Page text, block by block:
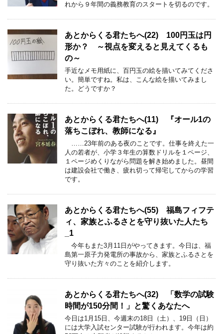
れから９年間の義務教育のスタートを切るのです。
あとからくる君たちへ(22) 100円玉は円
形か？ ～視点を変えると見えてくるも
の～
手近なメモ用紙に、百円玉の絵を描いてみてくださ
い。簡単ですね。私は、こんな絵を描いてみまし
た。どうですか？
あとからくる君たちへ(11) 『オール1の
落ちこぼれ、教師になる』
……23年前のある夜のことです。仕事を終えた一
人の若者が、小学３年生の算数ドリルを１ページ、
１ページめくりながら問題を解き始めました。昼間
は建設会社で働き、疲れ切って帰宅してからの学習
です。
あとからくる君たちへ(55) 福島フィフテ
ィ、家族とふるさとを守り抜いた人たち
_1
今年もまた3月11日がやってきます。今日は、福
島第一原子力発電所の事故から、家族とふるさとを
守り抜いた方々のことを紹介します。
あとからくる君たちへ(32) 「数学の試験
時間が150分間！」と驚くあなたへ
今日は1月15日、今週末の18日（土）、19日（日）
には大学入試センター試験が行われます。今年は約